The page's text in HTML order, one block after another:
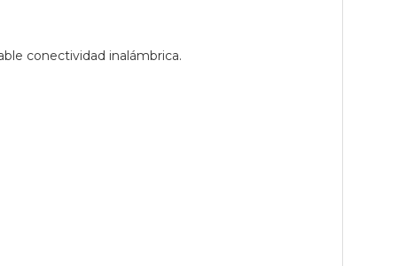
conectividad inalámbrica.